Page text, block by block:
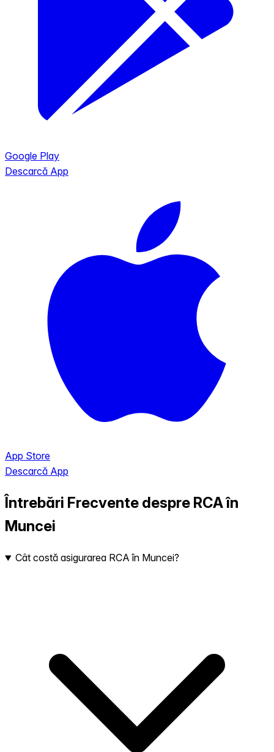
Google Play
Descarcă App
App Store
Descarcă App
Întrebări Frecvente despre RCA în
Muncei
Cât costă asigurarea RCA în Muncei?